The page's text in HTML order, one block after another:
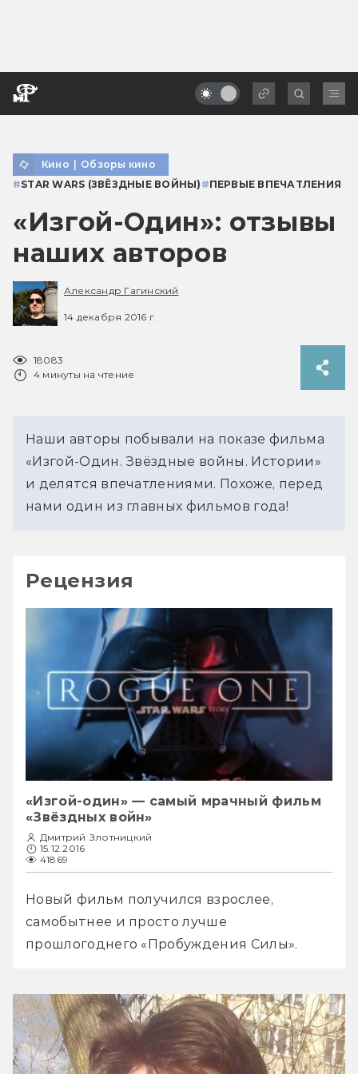
Кино | Обзоры кино
#STAR WARS (ЗВЁЗДНЫЕ ВОЙНЫ) #ПЕРВЫЕ ВПЕЧАТЛЕНИЯ
«Изгой-Один»: отзывы
наших авторов
Александр Гагинский
14 декабря 2016 г.
18083
4 минуты на чтение
Наши авторы побывали на показе фильма
«Изгой-Один. Звёздные войны. Истории»
и делятся впечатлениями. Похоже, перед
нами один из главных фильмов года!
Рецензия
«Изгой-один» — самый мрачный фильм
«Звёздных войн»
Дмитрий Злотницкий
15.12.2016
41869
Новый фильм получился взрослее,
самобытнее и просто лучше
прошлогоднего «Пробуждения Силы».